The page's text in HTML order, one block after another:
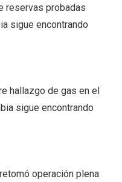
reservas probadas
sigue encontrando
hallazgo de gas en el
sigue encontrando
operación plena